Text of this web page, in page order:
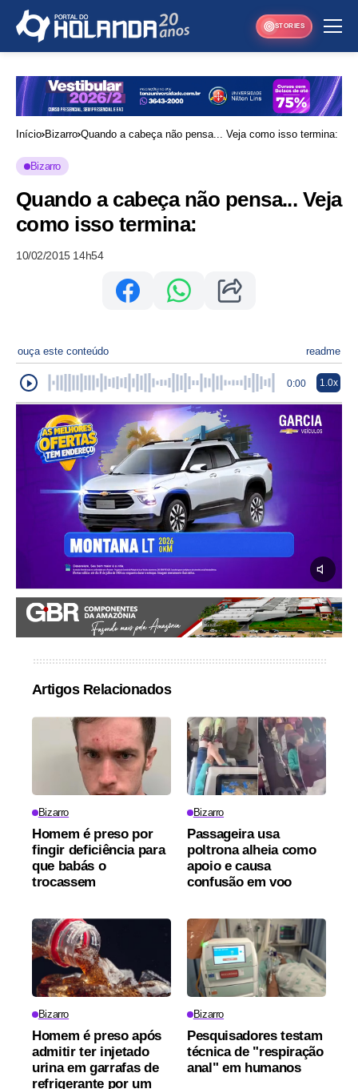
STORIES
Início Bizarro Quando a cabeça não pensa... Veja como isso termina:
Bizarro
Quando a cabeça não pensa... Veja
como isso termina:
10/02/2015 14h54
ouça este conteúdo readme
0:00 1.0x
Artigos Relacionados
Bizarro
Homem é preso por
fingir deficiência para
que babás o
trocassem
Bizarro
Passageira usa
poltrona alheia como
apoio e causa
confusão em voo
Bizarro
Homem é preso após
admitir ter injetado
urina em garrafas de
refrigerante por um
Bizarro
Pesquisadores testam
técnica de "respiração
anal" em humanos